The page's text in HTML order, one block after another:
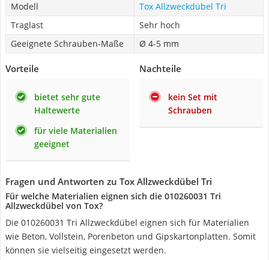
Modell
Tox Allzweckdübel Tri
Traglast
Sehr hoch
Geeignete Schrauben-Maße
Ø 4-5 mm
Vorteile
bietet sehr gute
Haltewerte
für viele Materialien
geeignet
Nachteile
kein Set mit
Schrauben
Fragen und Antworten zu Tox Allzweckdübel Tri
Für welche Materialien eignen sich die 010260031 Tri
Allzweckdübel von Tox?
Die 010260031 Tri Allzweckdübel eignen sich für Materialien
wie Beton, Vollstein, Porenbeton und Gipskartonplatten. Somit
können sie vielseitig eingesetzt werden.